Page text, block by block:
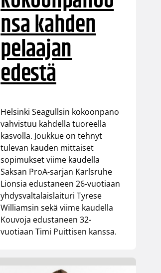
nsa kahden
pelaajan
edestä
Helsinki Seagullsin kokoonpano
vahvistuu kahdella tuoreella
kasvolla. Joukkue on tehnyt
tulevan kauden mittaiset
sopimukset viime kaudella
Saksan ProA-sarjan Karlsruhe
Lionsia edustaneen 26-vuotiaan
yhdysvaltalaislaituri Tyrese
Williamsin sekä viime kaudella
Kouvoja edustaneen 32-
vuotiaan Timi Puittisen kanssa.